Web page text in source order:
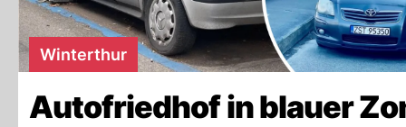
Winterthur
Autofriedhof in blauer